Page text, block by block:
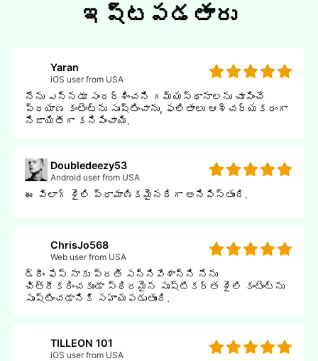
ఇష్టపడతారు
Yaran
iOS user from USA
నేను ఎన్నడూ సందర్శించని గమ్యస్థానాలను చూపించే
ప్రయాణ కంటెంట్ను సృష్టించాను, ఫలితాలు ఆశ్చర్యకరంగా
నిజాయితీగా కనిపించాయి.
Doubledeezy53
Android user from USA
ఈ విలాగ్ శైలి ప్రామాణికమైనదిగా అనిపిస్తుంది.
ChrisJo568
Web user from USA
డ్రీం ఫేస్ నాకు ప్రతి సన్నివేశాన్ని నేను
చిత్రీకరించకుండా స్థిరమైన సృష్టికర్త శైలి కంటెంట్ను
సృష్టించడానికి సహాయపడుతుంది.
TILLEON 101
iOS user from USA